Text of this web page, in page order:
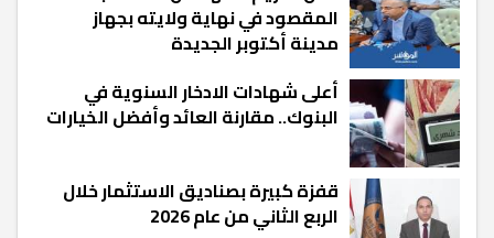
المقصود في نهاية ولايته بجهاز
مدينة أكتوبر الجديدة
أعلى شهادات الادخار السنوية في
البنوك.. مقارنة العائد وأفضل الخيارات
قفزة كبيرة بصناديق الاستثمار خلال
الربع الثاني من عام 2026